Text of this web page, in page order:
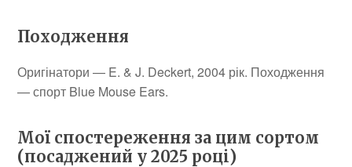
Походження
Оригінатори — E. & J. Deckert, 2004 рік. Походження
— спорт Blue Mouse Ears.
Мої спостереження за цим сортом
(посаджений у 2025 році)